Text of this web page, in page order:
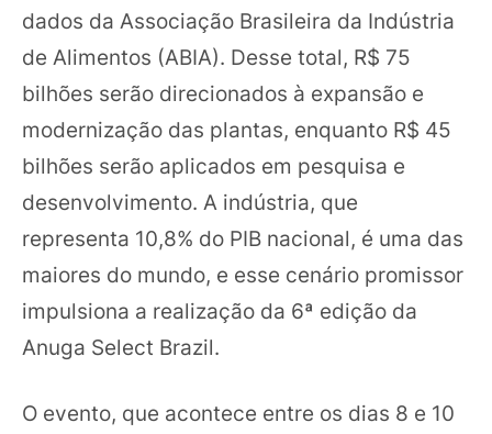
dados da Associação Brasileira da Indústria
de Alimentos (ABIA). Desse total, R$ 75
bilhões serão direcionados à expansão e
modernização das plantas, enquanto R$ 45
bilhões serão aplicados em pesquisa e
desenvolvimento. A indústria, que
representa 10,8% do PIB nacional, é uma das
maiores do mundo, e esse cenário promissor
impulsiona a realização da 6ª edição da
Anuga Select Brazil.
O evento, que acontece entre os dias 8 e 10